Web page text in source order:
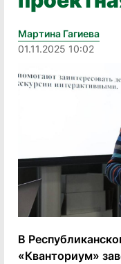
Мартина Гагиева
01.11.2025 10:02
В
«Кванториум»